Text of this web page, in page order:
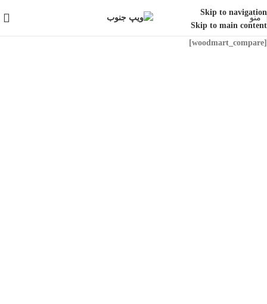
Skip to navigation
Skip to main content
منو
[woodmart_compare]